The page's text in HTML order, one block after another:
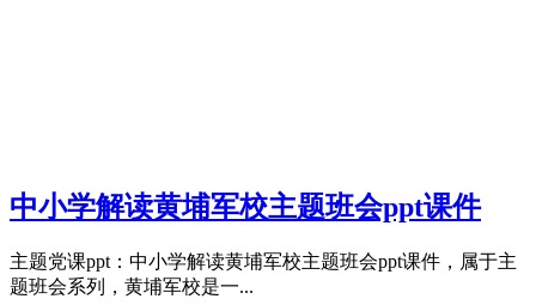
中小学解读黄埔军校主题班会ppt课件
主题党课ppt：中小学解读黄埔军校主题班会ppt课件，属于主
题班会系列，黄埔军校是一...